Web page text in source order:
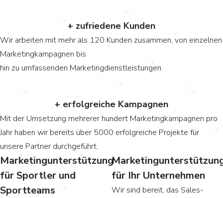
+ zufriedene Kunden
Wir arbeiten mit mehr als 120 Kunden zusammen, von einzelnen
Marketingkampagnen bis
hin zu umfassenden Marketingdienstleistungen.
+ erfolgreiche Kampagnen
Mit der Umsetzung mehrerer hundert Marketingkampagnen pro
Jahr haben wir bereits über 5000 erfolgreiche Projekte für
unsere Partner durchgeführt.
Marketingunterstützung
für Sportler und
Sportteams
für Ihr Unternehmen
Wir sind bereit, das Sales-